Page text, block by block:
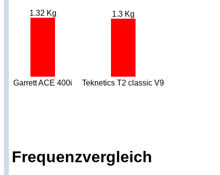
1.32 Kg 1.3 Kg
Garrett ACE 400i Teknetics T2 classic V9
Frequenzvergleich